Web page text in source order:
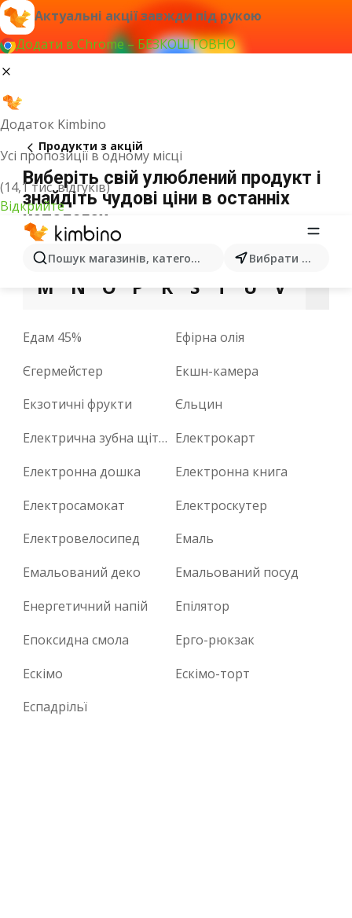
Актуальні акції завжди під рукою
Додати в Chrome – БЕЗКОШТОВНО
Додаток Kimbino
Усі пропозиції в одному місці
(14,1 тис. відгуків)
Відкрийте
Пошук магазинів, категорій, товарів... Вибрати місто
Продукти з акцій
Виберіть свій улюблений продукт і
знайдіть чудові ціни в останніх
каталогах
3 A B C D E G H
M
N O P R S T U V W
Едам 45%
Ефірна олія
Єгермейстер
Екшн-камера
Екзотичні фрукти
Єльцин
Електрична зубна щітка Електрокарт
Електронна дошка
Електронна книга
Електросамокат
Електроскутер
Електровелосипед
Емаль
Емальований деко
Емальований посуд
Енергетичний напій
Епілятор
Епоксидна смола
Ерго-рюкзак
Ескімо
Ескімо-торт
Еспадрільї